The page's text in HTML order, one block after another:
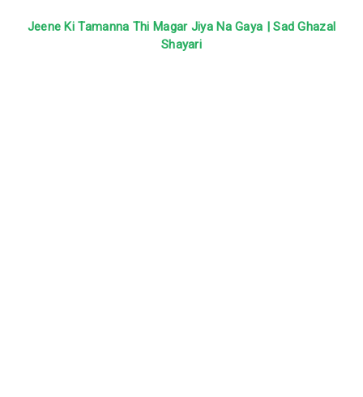
Jeene Ki Tamanna Thi Magar Jiya Na Gaya | Sad Ghazal
Shayari